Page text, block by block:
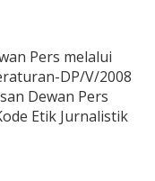
Pers melalui
DP/V/2008
Dewan Pers
Etik Jurnalistik